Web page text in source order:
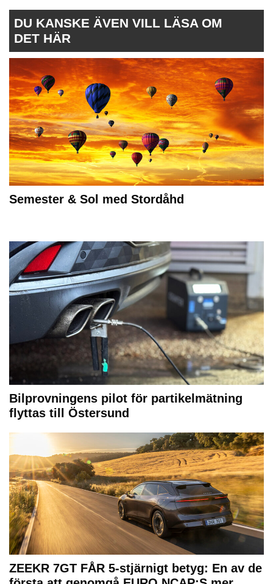
DU KANSKE ÄVEN VILL LÄSA OM
DET HÄR
Semester & Sol med Stordåhd
Bilprovningens pilot för partikelmätning
flyttas till Östersund
ZEEKR 7GT FÅR 5-stjärnigt betyg: En av de